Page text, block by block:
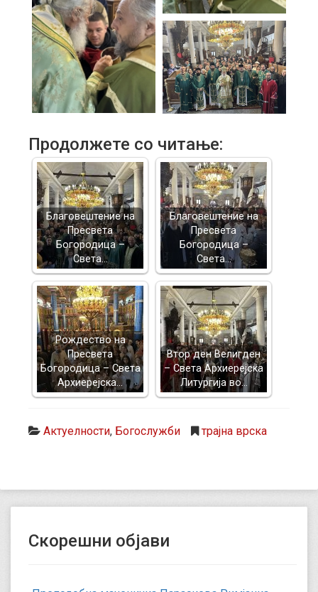
Продолжете со читање:
Благовештение на
Пресвета
Богородица –
Света…
Благовештение на
Пресвета
Богородица –
Света…
Рождество на
Пресвета
Богородица – Света
Архиерејска…
Втор ден Велигден
– Света Архиерејска
Литургија во…
Актуелности, Богослужби трајна врска
Скорешни објави